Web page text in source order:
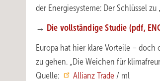
der Energiesysteme: Der Schlüssel
→ Die vollständige Studie (pdf,
Europa hat hier klare Vorteile – doch
zu gehen. „Die Weichen für
Quelle:
Allianz Trade / ml